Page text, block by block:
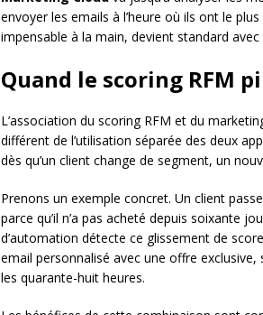
envoyer les emails à l’heure où ils ont le
impensable à la main, devient standard avec
Quand le scoring RFM
L’association du scoring RFM et du
différent de l’utilisation séparée des deux
dès qu’un client change de segment, un
Prenons un exemple concret. Un client
parce qu’il n’a pas acheté depuis soixante
d’automation détecte ce glissement de
email personnalisé avec une offre exclusive,
les quarante-huit heures.